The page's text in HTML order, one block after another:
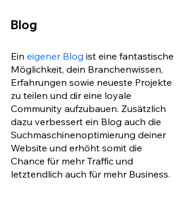
Blog
Ein eigener Blog ist eine fantastische
Möglichkeit, dein Branchenwissen,
Erfahrungen sowie neueste Projekte
zu teilen und dir eine loyale
Community aufzubauen. Zusätzlich
dazu verbessert ein Blog auch die
Suchmaschinenoptimierung deiner
Website und erhöht somit die
Chance für mehr Traffic und
letztendlich auch für mehr Business.